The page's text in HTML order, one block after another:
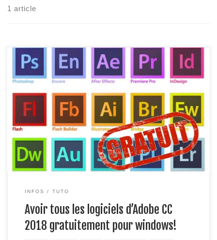
1 article
Vous rêvez de posséder tous les logiciels d’Adobe
gratuitement ? C’est à dire Photoshop, Première pro, After
Effects, Dreamweaver… en version CC2018 !!! Grâce à cet
article vous le pourrez désormais ! (crack) version mac : ici
Étape 1: Téléchargez ce dossier: ici qui permettra de cracker
tous les logiciels […]
INFOS TUTO
Avoir tous les logiciels d’Adobe CC
2018 gratuitement pour windows!